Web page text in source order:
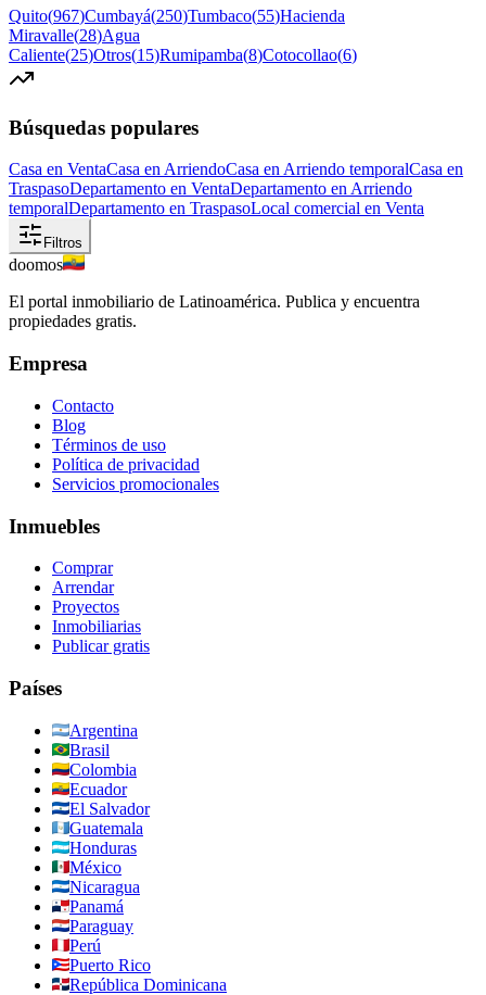
Quito(967)Cumbayá(250)Tumbaco(55)Hacienda
Miravalle(28)Agua
Caliente(25)Otros(15)Rumipamba(8)Cotocollao(6)
Búsquedas populares
Casa en VentaCasa en ArriendoCasa en Arriendo temporalCasa en
TraspasoDepartamento en VentaDepartamento en Arriendo
temporalDepartamento en TraspasoLocal comercial en Venta
Filtros
doomos
El portal inmobiliario de Latinoamérica. Publica y encuentra
propiedades gratis.
Empresa
Contacto
Blog
Términos de uso
Política de privacidad
Servicios promocionales
Inmuebles
Comprar
Arrendar
Proyectos
Inmobiliarias
Publicar gratis
Países
Argentina
Brasil
Colombia
Ecuador
El Salvador
Guatemala
Honduras
México
Nicaragua
Panamá
Paraguay
Perú
Puerto Rico
República Dominicana